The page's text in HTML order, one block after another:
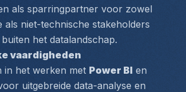
als niet-technische stakeholders
het datalandschap.
vaardigheden
in het werken met
Power BI
uitgebreide data-analyse en